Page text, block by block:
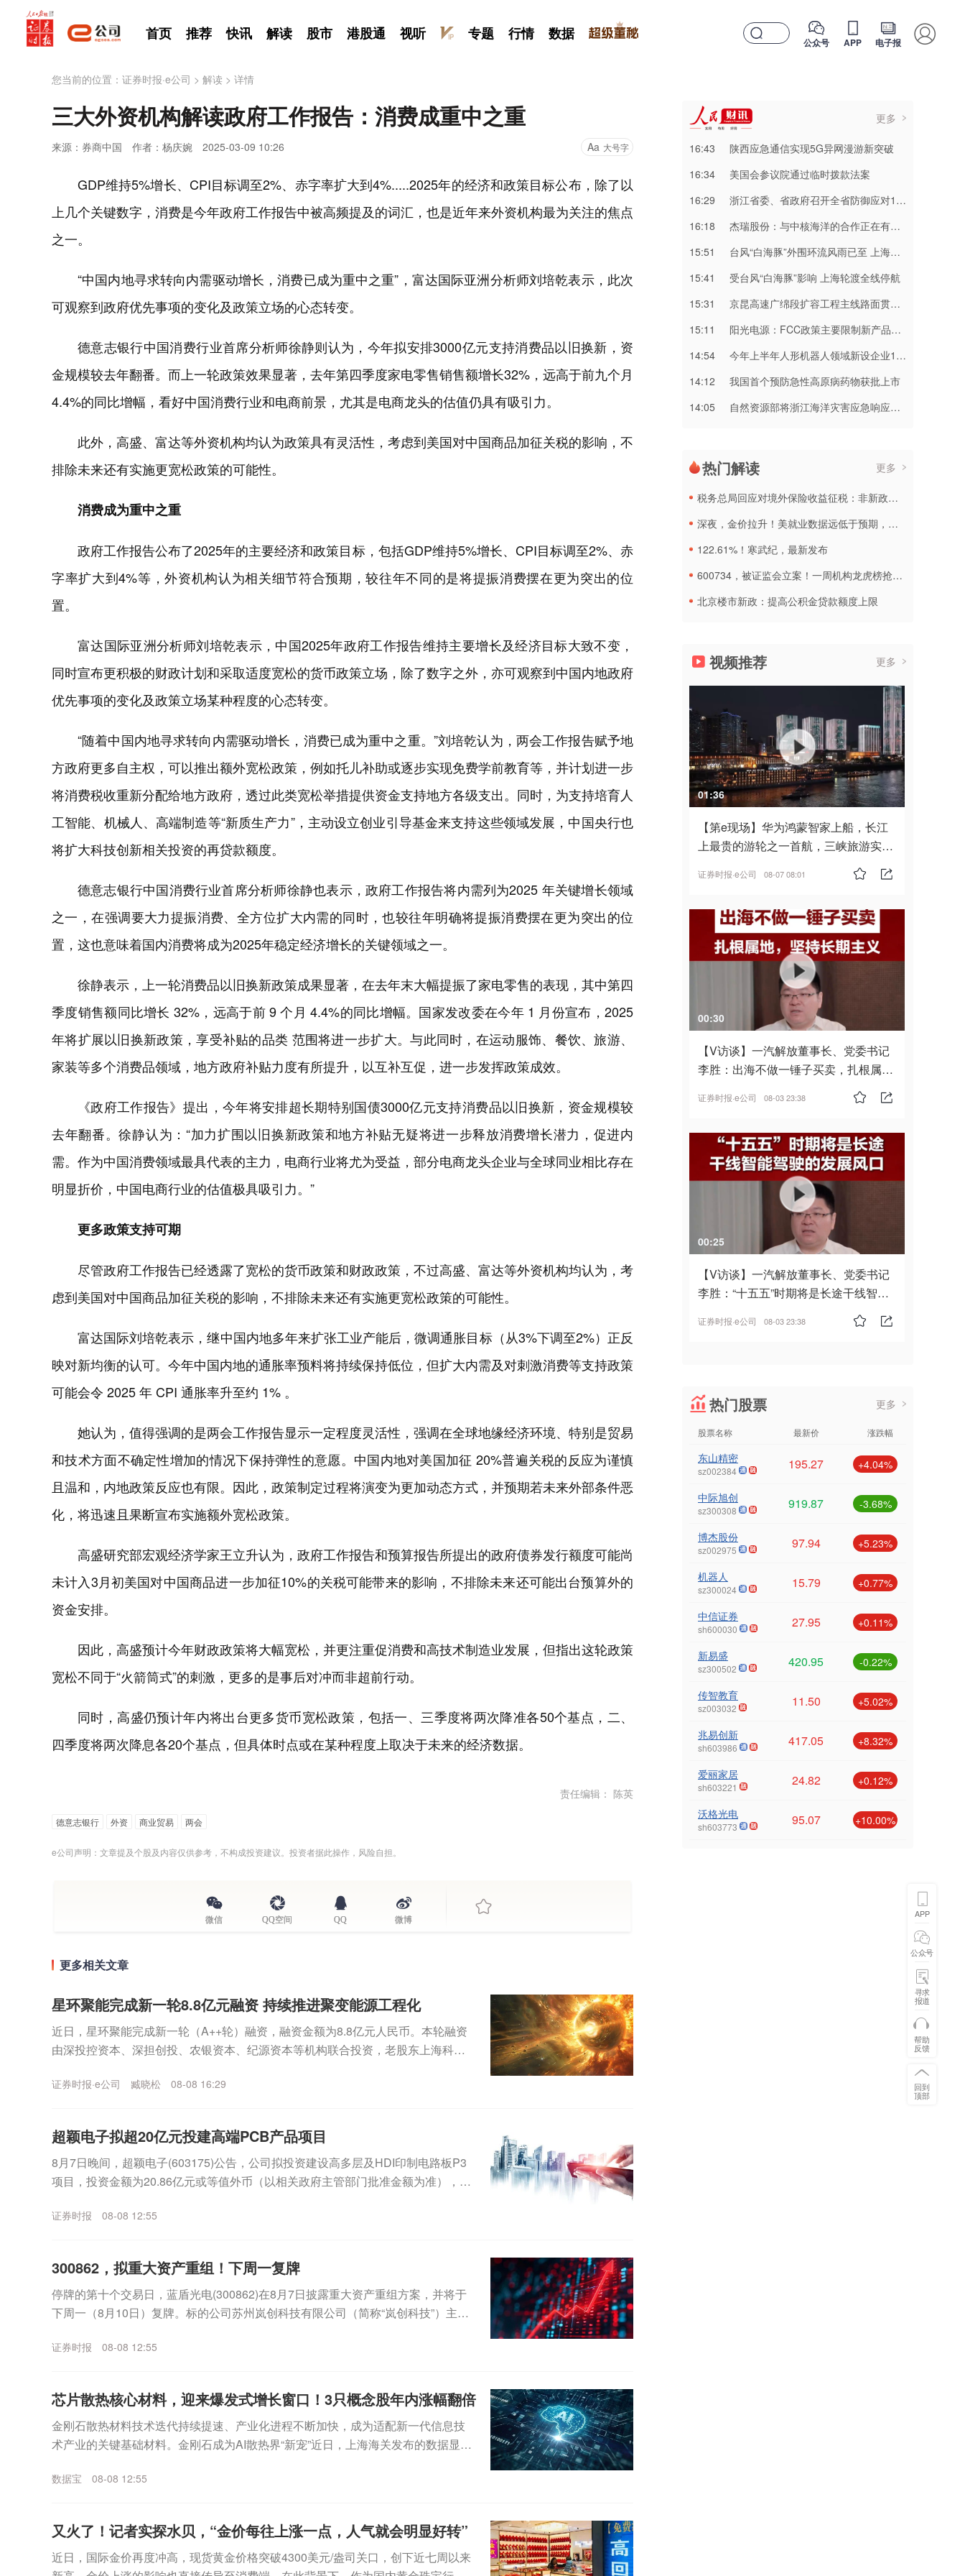
首页 推荐 快讯 解读 股市 港股通 视听 专题 行情 数据 公众号 APP 电子报
您当前的位置： 证券时报·e公司 > 解读 > 详情
三大外资机构解读政府工作报告：消费成重中之重
来源：券商中国 作者：杨庆婉 2025-03-09 10:26 Aa 大号字
GDP维持5%增长、CPI目标调至2%、赤字率扩大到4%.....2025年的经济和政策目标公布，除了以
上几个关键数字，消费是今年政府工作报告中被高频提及的词汇，也是近年来外资机构最为关注的焦点
之一。
“中国内地寻求转向内需驱动增长，消费已成为重中之重”，富达国际亚洲分析师刘培乾表示，此次
可观察到政府优先事项的变化及政策立场的心态转变。
德意志银行中国消费行业首席分析师徐静则认为，今年拟安排3000亿元支持消费品以旧换新，资
金规模较去年翻番。而上一轮政策效果显著，去年第四季度家电零售销售额增长32%，远高于前九个月
4.4%的同比增幅，看好中国消费行业和电商前景，尤其是电商龙头的估值仍具有吸引力。
此外，高盛、富达等外资机构均认为政策具有灵活性，考虑到美国对中国商品加征关税的影响，不
排除未来还有实施更宽松政策的可能性。
消费成为重中之重
政府工作报告公布了2025年的主要经济和政策目标，包括GDP维持5%增长、CPI目标调至2%、赤
字率扩大到4%等，外资机构认为相关细节符合预期，较往年不同的是将提振消费摆在更为突出的位
置。
富达国际亚洲分析师刘培乾表示，中国2025年政府工作报告维持主要增长及经济目标大致不变，
同时宣布更积极的财政计划和采取适度宽松的货币政策立场，除了数字之外，亦可观察到中国内地政府
优先事项的变化及政策立场某种程度的心态转变。
“随着中国内地寻求转向内需驱动增长，消费已成为重中之重。”刘培乾认为，两会工作报告赋予地
方政府更多自主权，可以推出额外宽松政策，例如托儿补助或逐步实现免费学前教育等，并计划进一步
将消费税收重新分配给地方政府，透过此类宽松举措提供资金支持地方各级支出。同时，为支持培育人
工智能、机械人、高端制造等“新质生产力”，主动设立创业引导基金来支持这些领域发展，中国央行也
将扩大科技创新相关投资的再贷款额度。
德意志银行中国消费行业首席分析师徐静也表示，政府工作报告将内需列为2025 年关键增长领域
之一，在强调要大力提振消费、全方位扩大内需的同时，也较往年明确将提振消费摆在更为突出的位
置，这也意味着国内消费将成为2025年稳定经济增长的关键领域之一。
徐静表示，上一轮消费品以旧换新政策成果显著，在去年末大幅提振了家电零售的表现，其中第四
季度销售额同比增长 32%，远高于前 9 个月 4.4%的同比增幅。国家发改委在今年 1 月份宣布，2025
年将扩展以旧换新政策，享受补贴的品类 范围将进一步扩大。与此同时，在运动服饰、餐饮、旅游、
家装等多个消费品领域，地方政府补贴力度有所提升，以互补互促，进一步发挥政策成效。
《政府工作报告》提出，今年将安排超长期特别国债3000亿元支持消费品以旧换新，资金规模较
去年翻番。徐静认为：“加力扩围以旧换新政策和地方补贴无疑将进一步释放消费增长潜力，促进内
需。作为中国消费领域最具代表的主力，电商行业将尤为受益，部分电商龙头企业与全球同业相比存在
明显折价，中国电商行业的估值极具吸引力。”
更多政策支持可期
尽管政府工作报告已经透露了宽松的货币政策和财政政策，不过高盛、富达等外资机构均认为，考
虑到美国对中国商品加征关税的影响，不排除未来还有实施更宽松政策的可能性。
富达国际刘培乾表示，继中国内地多年来扩张工业产能后，微调通胀目标（从3%下调至2%）正反
映对新均衡的认可。今年中国内地的通胀率预料将持续保持低位，但扩大内需及对刺激消费等支持政策
可能会令 2025 年 CPI 通胀率升至约 1% 。
她认为，值得强调的是两会工作报告显示一定程度灵活性，强调在全球地缘经济环境、特别是贸易
和技术方面不确定性增加的情况下保持弹性的意愿。中国内地对美国加征 20%普遍关税的反应为谨慎
且温和，内地政策反应也有限。因此，政策制定过程将演变为更加动态方式，并预期若未来外部条件恶
化，将迅速且果断宣布实施额外宽松政策。
高盛研究部宏观经济学家王立升认为，政府工作报告和预算报告所提出的政府债券发行额度可能尚
未计入3月初美国对中国商品进一步加征10%的关税可能带来的影响，不排除未来还可能出台预算外的
资金安排。
因此，高盛预计今年财政政策将大幅宽松，并更注重促消费和高技术制造业发展，但指出这轮政策
宽松不同于“火箭筒式”的刺激，更多的是事后对冲而非超前行动。
同时，高盛仍预计年内将出台更多货币宽松政策，包括一、三季度将两次降准各50个基点，二、
四季度将两次降息各20个基点，但具体时点或在某种程度上取决于未来的经济数据。
责任编辑： 陈英
德意志银行 外资 商业贸易 两会
e公司声明：文章提及个股及内容仅供参考，不构成投资建议。投资者据此操作，风险自担。
微信 QQ空间 QQ 微博
更多相关文章
星环聚能完成新一轮8.8亿元融资 持续推进聚变能源工程化
近日，星环聚能完成新一轮（A++轮）融资，融资金额为8.8亿元人民币。本轮融资
由深投控资本、深担创投、农银资本、纪源资本等机构联合投资，老股东上海科创
证券时报·e公司 臧晓松 08-08 16:29
超颖电子拟超20亿元投建高端PCB产品项目
8月7日晚间，超颖电子(603175)公告，公司拟投资建设高多层及HDI印制电路板P3
项目，投资金额为20.86亿元或等值外币（以相关政府主管部门批准金额为准），资
证券时报 08-08 12:55
300862，拟重大资产重组！下周一复牌
停牌的第十个交易日，蓝盾光电(300862)在8月7日披露重大资产重组方案，并将于
下周一（8月10日）复牌。标的公司苏州岚创科技有限公司（简称“岚创科技”）主要
证券时报 08-08 12:55
芯片散热核心材料，迎来爆发式增长窗口！3只概念股年内涨幅翻倍
金刚石散热材料技术迭代持续提速、产业化进程不断加快，成为适配新一代信息技
术产业的关键基础材料。金刚石成为AI散热界“新宠”近日，上海海关发布的数据显
数据宝 08-08 12:55
又火了！记者实探水贝，“金价每往上涨一点，人气就会明显好转”
近日，国际金价再度冲高，现货黄金价格突破4300美元/盎司关口，创下近七周以来
更多
16:43
陕西应急通信实现5G异网漫游新突破
16:34
美国会参议院通过临时拨款法案
16:29
浙江省委、省政府召开全省防御应对13号台风“白海豚”工作视频调度会
16:18
杰瑞股份：与中核海洋的合作正在有序推进中
15:51
台风“白海豚”外围环流风雨已至 上海浙江局地将有特大暴雨
15:41
受台风“白海豚”影响 上海轮渡全线停航
15:31
京昆高速广绵段扩容工程主线路面贯通过半
15:11
阳光电源：FCC政策主要限制新产品认证 公司目前在美销售的光伏逆变器、储能系统不受影响
14:54
今年上半年人形机器人领域新设企业11.6万户
14:12
我国首个预防急性高原病药物获批上市
14:05
自然资源部将浙江海洋灾害应急响应升级为二级，福建上海海洋灾害应急响应升级为三级
热门解读 更多
税务总局回应对境外保险收益征税：非新政策，无需过度解读
深夜，金价拉升！美就业数据远低于预期，加息或生变
122.61%！寒武纪，最新发布
600734，被证监会立案！一周机构龙虎榜抢筹名单出炉
北京楼市新政：提高公积金贷款额度上限
视频推荐 更多
01:36
【第e现场】华为鸿蒙智家上船，长江
上最贵的游轮之一首航，三峡旅游实
证券时报·e公司 08-07 08:01
00:30
【V访谈】一汽解放董事长、党委书记
李胜：出海不做一锤子买卖，扎根属
证券时报·e公司 08-03 23:38
00:25
【V访谈】一汽解放董事长、党委书记
李胜：“十五五”时期将是长途干线智能
证券时报·e公司 08-03 23:38
热门股票 更多
股票名称 最新价 涨跌幅
东山精密
sz002384 195.27 +4.04%
中际旭创
sz300308 919.87 -3.68%
博杰股份
sz002975 97.94 +5.23%
机器人
sz300024 15.79 +0.77%
中信证券
sh600030 27.95 +0.11%
新易盛
sz300502 420.95 -0.22%
传智教育
sz003032 11.50 +5.02%
兆易创新
sh603986 417.05 +8.32%
爱丽家居
sh603221 24.82 +0.12%
沃格光电
sh603773 95.07 +10.00%
APP
公众号
寻求
报道
帮助
反馈
回到
顶部